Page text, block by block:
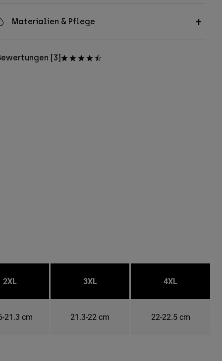
Materialien & Pflege
[3]
2XL 3XL 4XL
21.3 cm 21.3-22 cm 22-22.5 cm